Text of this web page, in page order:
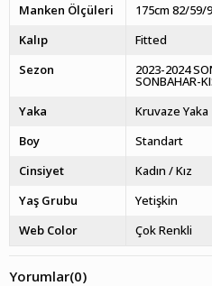
Manken Ölçüleri
175cm 82/59/
Kalıp
Fitted
Sezon
2023-2024
SONBAHAR-
Yaka
Kruvaze Yaka
Boy
Standart
Cinsiyet
Kadın / Kız
Yaş Grubu
Yetişkin
Web Color
Çok Renkli
Yorumlar(0)